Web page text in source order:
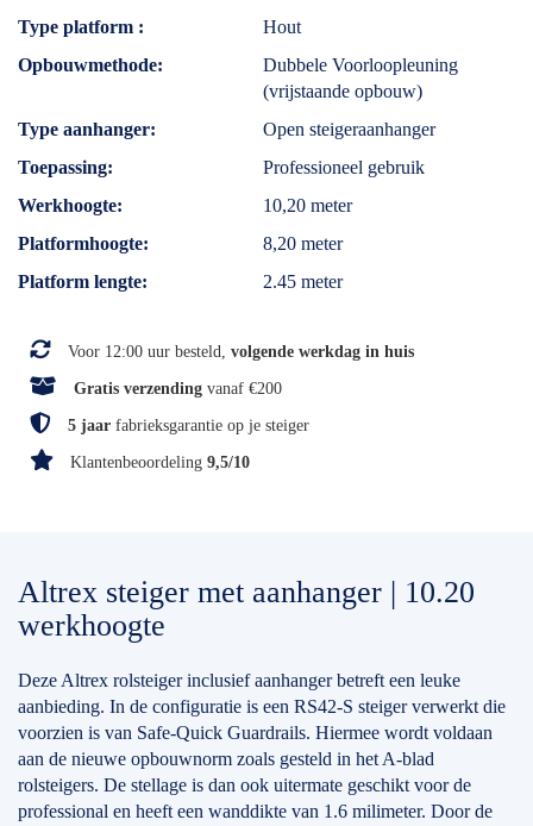
Type platform
Hout
Opbouwmethode
Dubbele Voorloopleuning
(vrijstaande opbouw)
Type aanhanger
Open steigeraanhanger
Toepassing
Professioneel gebruik
Werkhoogte
10,20 meter
Platformhoogte
8,20 meter
Platform lengte
2.45 meter
Voor 12:00 uur besteld, volgende werkdag in huis
Gratis verzending vanaf €200
5 jaar fabrieksgarantie op je steiger
Klantenbeoordeling 9,5/10
Altrex steiger met aanhanger | 10.20
werkhoogte
Deze Altrex rolsteiger inclusief aanhanger betreft een leuke
aanbieding. In de configuratie is een RS42-S steiger verwerkt die
voorzien is van Safe-Quick Guardrails. Hiermee wordt voldaan
aan de nieuwe opbouwnorm zoals gesteld in het A-blad
rolsteigers. De stellage is dan ook uitermate geschikt voor de
professional en heeft een wanddikte van 1.6 milimeter. Door de